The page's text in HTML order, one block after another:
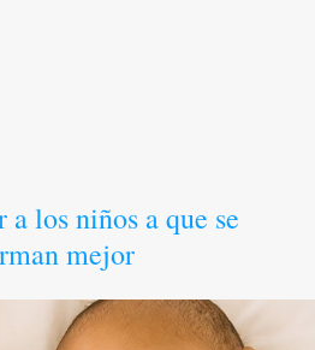
a los niños a que se
mejor